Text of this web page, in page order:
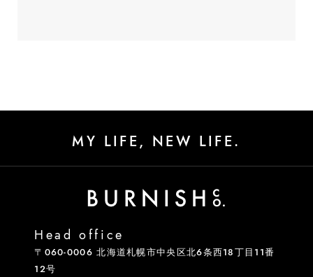
MY LIFE, NEW LIFE.
Head office
〒060-0006 北海道札幌市中央区北6条西18丁目11番
12号